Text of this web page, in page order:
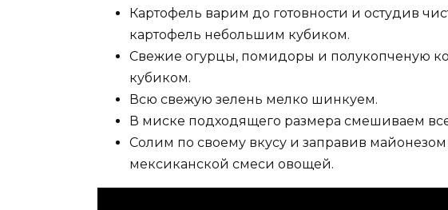
Картофель варим до готовности и остудив
картофель небольшим кубиком.
Свежие огурцы, помидоры и полукопченую
кубиком.
Всю свежую зелень мелко шинкуем.
В миске подходящего размера смешиваем
Солим по своему вкусу и заправив
мексиканской смеси овощей.